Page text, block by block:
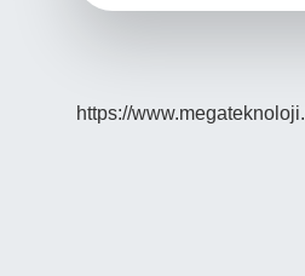
https://